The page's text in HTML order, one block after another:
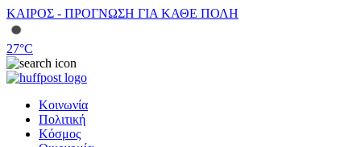
ΚΑΙΡΟΣ - ΠΡΟΓΝΩΣΗ ΓΙΑ ΚΑΘΕ ΠΟΛΗ
27°C
Κοινωνία
Πολιτική
Κόσμος